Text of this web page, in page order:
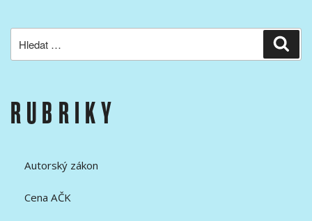
RUBRIKY
Autorský zákon
Cena AČK